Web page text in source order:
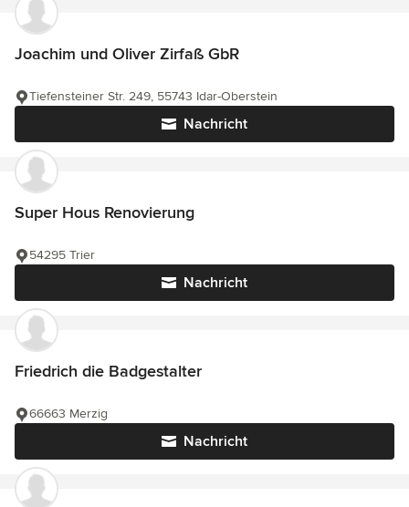
Joachim und Oliver Zirfaß GbR
Nachricht
Tiefensteiner Str. 249, 55743 Idar-Oberstein
Super Hous Renovierung
Nachricht
54295 Trier
Friedrich die Badgestalter
Nachricht
66663 Merzig